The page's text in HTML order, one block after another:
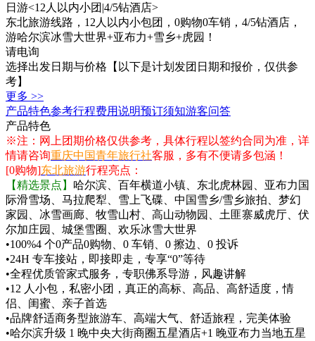
日游<12人以内小团|4/5钻酒店>
东北旅游线路，12人以内小包团，0购物0车销，4/5钻酒店，
游哈尔滨冰雪大世界+亚布力+雪乡+虎园！
请电询
选择出发日期与价格 【以下是计划发团日期和报价，仅供参
考】
更多 >>
产品特色参考行程费用说明预订须知游客问答
产品特色
※注：网上团期价格仅供参考，具体行程以签约合同为准，详
情请咨询重庆中国青年旅行社客服，多有不便请多包涵！
[0购物]东北旅游行程亮点：
【精选景点 】 哈尔滨、百年横道小镇、东北虎林园、亚布力国
际滑雪场、马拉爬犁、雪上飞碟、中国雪乡/雪乡旅拍、梦幻
家园、冰雪画廊、牧雪山村、高山动物园、土匪寨威虎厅、伏
尔加庄园、城堡雪圈、欢乐冰雪大世界
•100%4 个0产品0购物、0 车销、0 擦边、0 投诉
•24H 专车接站，即接即走，专享“0”等待
•全程优质管家式服务，专职佛系导游，风趣讲解
•12 人小包，私密小团，真正的高标、高品、高舒适度，情
侣、闺蜜、亲子首选
•品牌舒适商务型旅游车、高端大气、舒适旅程，完美体验
•哈尔滨升级 1 晚中央大街商圈五星酒店+1 晚亚布力当地五星